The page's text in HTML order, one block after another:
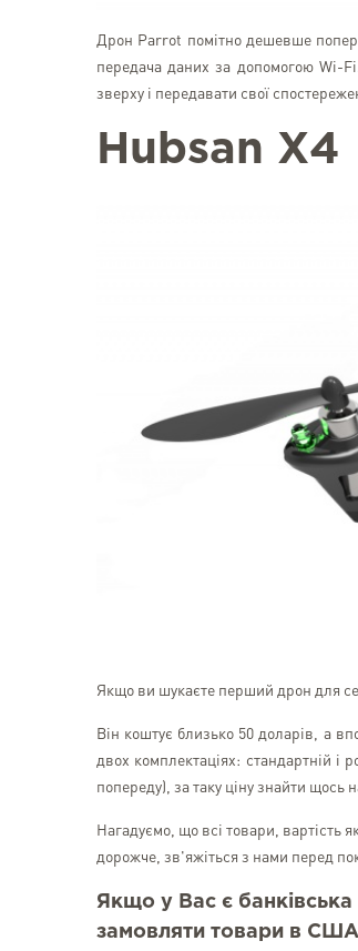
Дрон Parrot помітно дешевше
передача даних за допомогою Wi-
зверху і передавати свої
Hubsan X4
Якщо ви шукаєте перший дрон для
Він коштує близько 50 доларів, а
двох комплектаціях: стандартній
попереду), за таку ціну знайти щось
Нагадуємо, що всі товари, вартість
дорожче, зв'яжіться з нами перед
Якщо у Вас є банківська
замовляти товари в США